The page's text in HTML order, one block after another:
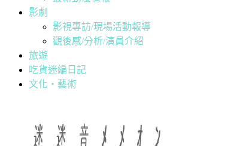
影劇
影視專訪/現場活動報導
觀後感/分析/演員介紹
旅遊
吃貨迷編日記
文化・藝術